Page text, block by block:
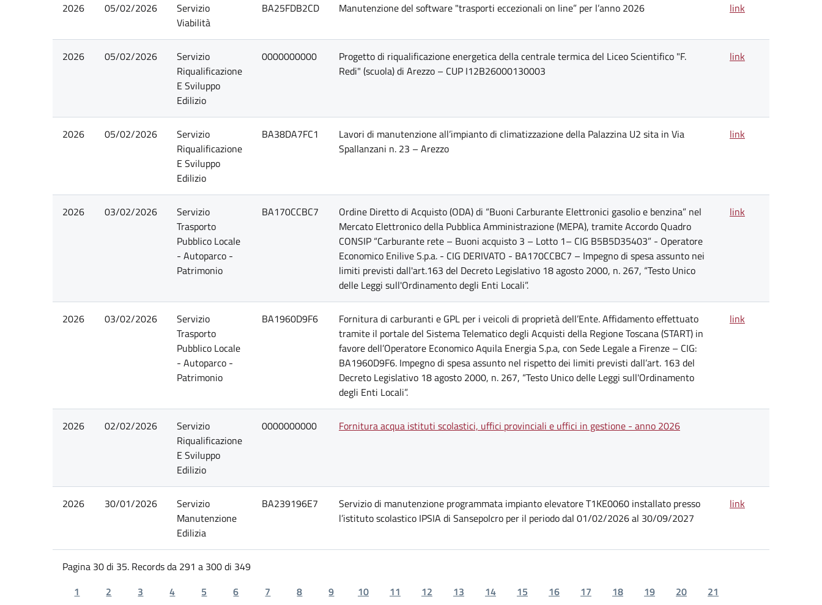
2026 05/02/2026
Servizio
Viabilità
BA25FDB2CD Manutenzione del software "trasporti eccezionali on line” per l’anno 2026 link
2026 05/02/2026
Servizio
Riqualificazione
E Sviluppo
Edilizio
0000000000
Progetto di riqualificazione energetica della centrale termica del Liceo Scientifico "F.
Redi" (scuola) di Arezzo – CUP I12B26000130003
link
2026 05/02/2026
Servizio
Riqualificazione
E Sviluppo
Edilizio
BA38DA7FC1
Lavori di manutenzione all’impianto di climatizzazione della Palazzina U2 sita in Via
Spallanzani n. 23 – Arezzo
link
2026 03/02/2026
Servizio
Trasporto
Pubblico Locale
- Autoparco -
Patrimonio
BA170CCBC7
Ordine Diretto di Acquisto (ODA) di “Buoni Carburante Elettronici gasolio e benzina” nel
Mercato Elettronico della Pubblica Amministrazione (MEPA), tramite Accordo Quadro
CONSIP “Carburante rete – Buoni acquisto 3 – Lotto 1– CIG B5B5D35403” - Operatore
Economico Enilive S.p.a. - CIG DERIVATO - BA170CCBC7 – Impegno di spesa assunto nei
limiti previsti dall'art.163 del Decreto Legislativo 18 agosto 2000, n. 267, “Testo Unico
delle Leggi sull'Ordinamento degli Enti Locali”.
link
2026 03/02/2026
Servizio
Trasporto
Pubblico Locale
- Autoparco -
Patrimonio
BA1960D9F6
Fornitura di carburanti e GPL per i veicoli di proprietà dell’Ente. Affidamento effettuato
tramite il portale del Sistema Telematico degli Acquisti della Regione Toscana (START) in
favore dell’Operatore Economico Aquila Energia S.p.a, con Sede Legale a Firenze – CIG:
BA1960D9F6. Impegno di spesa assunto nel rispetto dei limiti previsti dall’art. 163 del
Decreto Legislativo 18 agosto 2000, n. 267, “Testo Unico delle Leggi sull'Ordinamento
degli Enti Locali”.
link
2026 02/02/2026
Servizio
Riqualificazione
E Sviluppo
Edilizio
0000000000 Fornitura acqua istituti scolastici, uffici provinciali e uffici in gestione - anno 2026
2026 30/01/2026
Servizio
Manutenzione
Edilizia
BA239196E7
Servizio di manutenzione programmata impianto elevatore T1KE0060 installato presso
l’istituto scolastico IPSIA di Sansepolcro per il periodo dal 01/02/2026 al 30/09/2027
link
Pagina 30 di 35. Records da 291 a 300 di 349
1
2 3 4 5 6 7 8 9 10 11 12 13 14 15 16 17 18 19 20
21